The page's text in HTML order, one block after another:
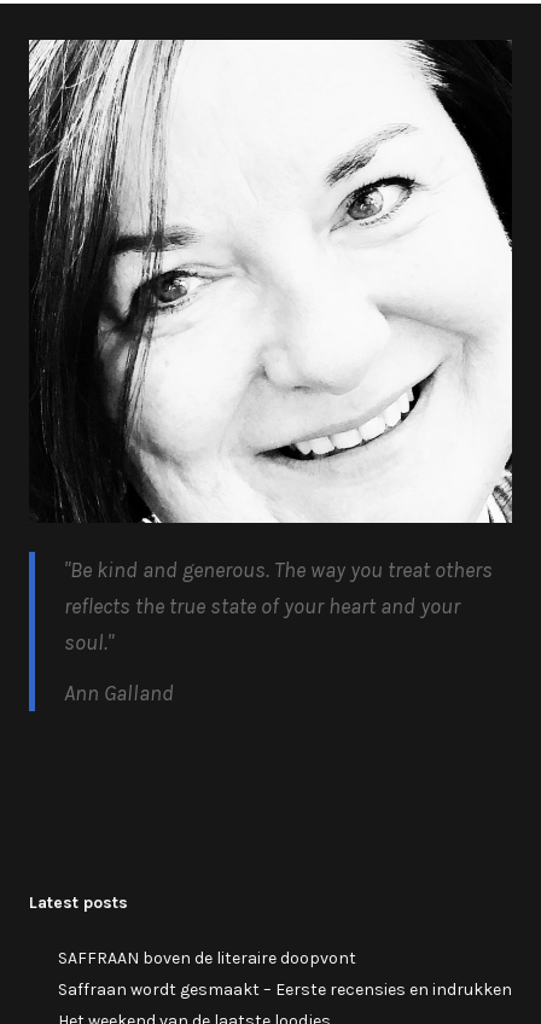
"Be kind and generous. The way you treat others
reflects the true state of your heart and your
soul."
Ann Galland
Latest posts
SAFFRAAN boven de literaire doopvont
Saffraan wordt gesmaakt – Eerste recensies en indrukken